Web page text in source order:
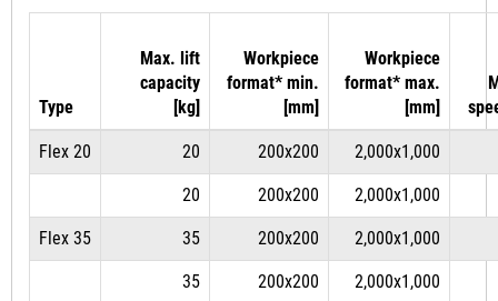
Type
Max. lift
capacity
[kg]
Workpiece
format* min.
[mm]
Workpiece
format* max.
[mm]
Flex 20 20 200x200 2,000x1,000
20 200x200 2,000x1,000
Flex 35 35 200x200 2,000x1,000
35 200x200 2,000x1,000